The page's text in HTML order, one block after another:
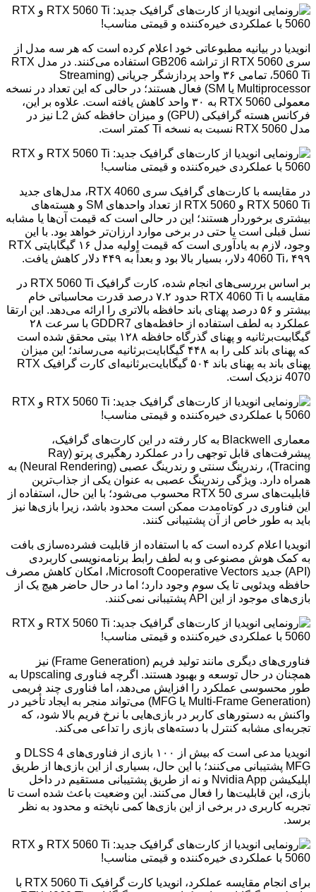
انویدیا در بیانیه مطبوعاتی خود اعلام کرده است که هر سه مدل از
سری RTX 5060 از تراشه GB206 استفاده می‌کنند. در مدل RTX
5060 Ti، تمامی ۳۶ واحد پردازشگر جریانی (Streaming
Multiprocessor یا SM) فعال هستند؛ در حالی که این تعداد در نسخه
معمولی RTX 5060 به ۳۰ واحد کاهش یافته است. علاوه بر این،
فرکانس هسته گرافیکی (GPU) و میزان حافظه کش L2 نیز در
مدل RTX 5060 نسبت به نسخه Ti کمتر است.
در مقایسه با کارت‌های گرافیک سری RTX 4060، مدل‌های جدید
RTX 5060 Ti و RTX 5060 از تعداد واحدهای SM و هسته‌های
بیشتری برخوردار هستند؛ این در حالی است که قیمت آن‌ها یا مشابه
نسل قبلی است یا حتی در برخی موارد ارزان‌تر خواهد بود. با این
وجود، لازم به یادآوری است که قیمت اولیه مدل ۱۶ گیگابایتی RTX
4060 Ti، ۴۹۹ دلار، بسیار بالا بود و بعداً به ۴۴۹ دلار کاهش یافت.
بر اساس بررسی‌های انجام شده، کارت گرافیک RTX 5060 Ti در
مقایسه با RTX 4060 Ti حدود ۷.۲ درصد قدرت محاسباتی خام
بیشتر و ۵۶ درصد پهنای باند حافظه بالاتری را ارائه می‌دهد. این ارتقا
عملکرد به لطف استفاده از حافظه‌های GDDR7 با سرعت ۲۸
گیگابیت‌برثانیه و پهنای گذرگاه حافظه ۱۲۸ بیتی محقق شده است
که پهنای باند کلی را به ۴۴۸ گیگابایت‌برثانیه می‌رساند؛ این میزان
پهنای باند به پهنای باند ۵۰۴ گیگابایت‌برثانیه‌ای کارت گرافیک RTX
4070 نزدیک است.
معماری Blackwell به کار رفته در این کارت‌های گرافیک،
پیشرفت‌های قابل توجهی را در عملکرد رهگیری پرتو (Ray
Tracing)، رندرینگ سنتی و رندرینگ عصبی (Neural Rendering) به
همراه دارد. ویژگی رندرینگ عصبی به عنوان یکی از جذاب‌ترین
قابلیت‌های سری RTX 50 محسوب می‌شود؛ با این حال، استفاده از
این فناوری در کوتاه‌مدت ممکن است محدود باشد، زیرا بازی‌ها نیز
باید به طور خاص از آن پشتیبانی کنند.
انویدیا اعلام کرده است که با استفاده از قابلیت فشرده‌سازی بافت
به کمک هوش مصنوعی و به لطف رابط برنامه‌نویسی کاربردی
(API) جدید Microsoft Cooperative Vectors، امکان کاهش مصرف
حافظه ویدئویی تا یک سوم وجود دارد؛ اما در حال حاضر هیچ یک از
بازی‌های موجود از این API پشتیبانی نمی‌کنند.
فناوری‌های دیگری مانند تولید فریم (Frame Generation) نیز
همچنان در حال توسعه و بهبود هستند. اگرچه فناوری Upscaling به
طور محسوسی عملکرد را افزایش می‌دهد، اما فناوری چند فریمی
(Multi-Frame Generation یا MFG) می‌تواند منجر به ایجاد تأخیر در
واکنش به دستورهای کاربر در بازی‌هایی با نرخ فریم بالا شود، که
تجربه‌ای مشابه کنترل با دسته‌های بازی را تداعی می‌کند.
انویدیا مدعی است که بیش از ۱۰۰ بازی از فناوری‌های DLSS 4 و
MFG پشتیبانی می‌کنند؛ با این حال، بسیاری از این بازی‌ها از طریق
اپلیکیشن Nvidia App و نه از طریق پشتیبانی مستقیم در داخل
بازی، این قابلیت‌ها را فعال می‌کنند. این وضعیت باعث شده است تا
تجربه کاربری در برخی از این بازی‌ها کمی ناپخته و محدود به نظر
برسد.
برای انجام مقایسه عملکرد، انویدیا کارت گرافیک RTX 5060 Ti با